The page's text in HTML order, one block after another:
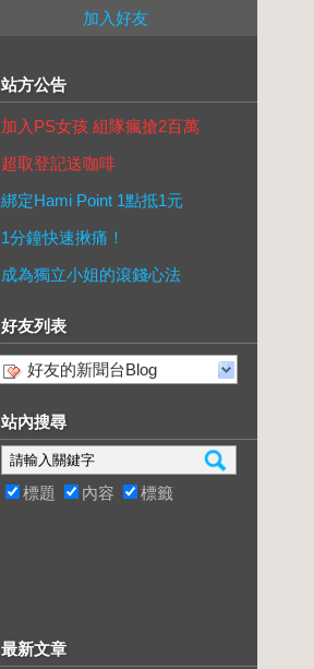
加入好友
站方公告
加入PS女孩 組隊瘋搶2百萬
超取登記送咖啡
綁定Hami Point 1點抵1元
1分鐘快速揪痛！
成為獨立小姐的滾錢心法
好友列表
好友的新聞台Blog
站內搜尋
標題 內容 標籤
最新文章